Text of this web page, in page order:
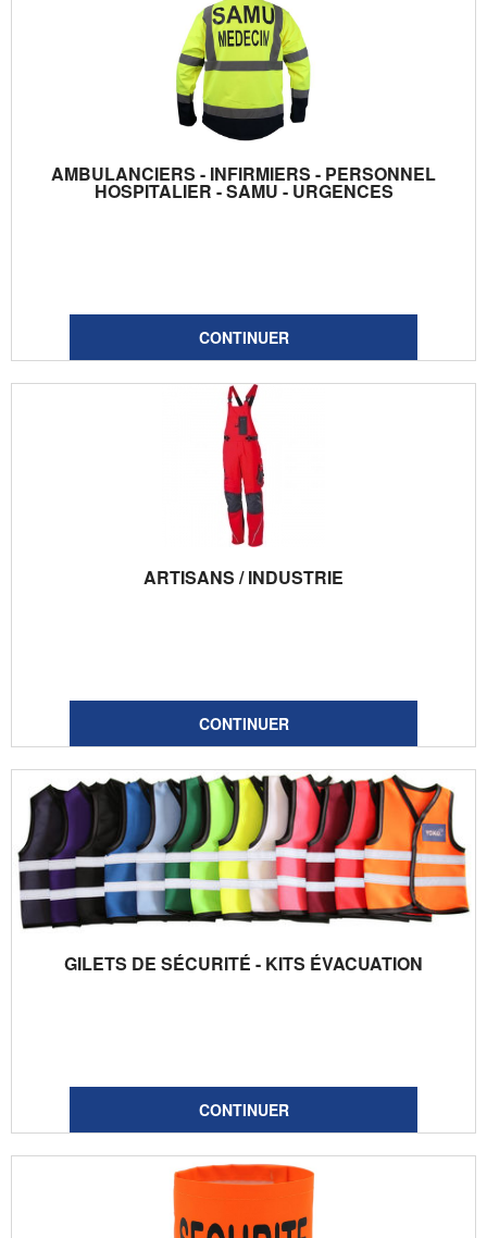
AMBULANCIERS - INFIRMIERS - PERSONNEL
HOSPITALIER - SAMU - URGENCES
ARTISANS / INDUSTRIE
GILETS DE SÉCURITÉ - KITS ÉVACUATION